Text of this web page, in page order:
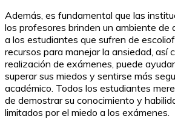
Además, es fundamental que las
los profesores brinden un ambiente de
a los estudiantes que sufren de
recursos para manejar la ansiedad, así
realización de exámenes, puede
superar sus miedos y sentirse más
académico. Todos los estudiantes
de demostrar su conocimiento y
limitados por el miedo a los exámenes.